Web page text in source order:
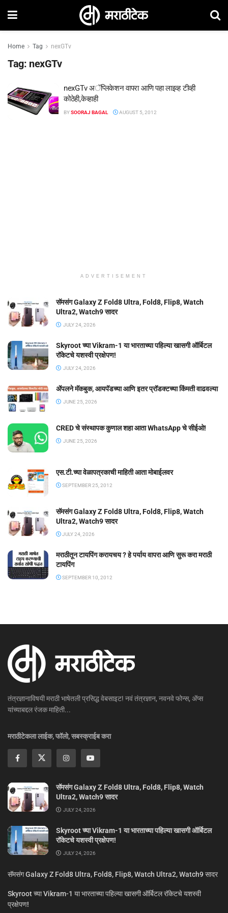
Home Tag nexGTv
Tag: nexGTv
nexGTv अॅप्लिकेशन वापरा आणि पहा लाइव्ह टीव्ही
कोठेही,केव्हाही
BYSOORAJ BAGAL AUGUST 5, 2012
ADVERTISEMENT
सॅमसंग Galaxy Z Fold8 Ultra, Fold8, Flip8, Watch
Ultra2, Watch9 सादर
JULY 24, 2026
Skyroot च्या Vikram-1 या भारताच्या पहिल्या खासगी ऑर्बिटल
रॉकेटचे यशस्वी प्रक्षेपण!
JULY 24, 2026
ॲपलने मॅकबुक, आयपॅडच्या आणि इतर प्रॉडक्टच्या किंमती वाढवल्या
JUNE 25, 2026
CRED चे संस्थापक कुणाल शहा आता WhatsApp चे सीईओ!
JUNE 25, 2026
एस.टी.च्या वेळापत्रकाची माहिती आता मोबाईलवर
SEPTEMBER 25, 2012
सॅमसंग Galaxy Z Fold8 Ultra, Fold8, Flip8, Watch
Ultra2, Watch9 सादर
JULY 24, 2026
मराठीतून टायपिंग करायचय ? हे पर्याय वापरा आणि सुरू करा मराठी
टायपिंग
SEPTEMBER 10, 2012
तंत्रज्ञानाविषयी मराठी भाषेतली प्रसिद्ध वेबसाइट! नवं तंत्रज्ञान, नवनवे फोन्स, ॲप्स
यांच्याबद्दल रंजक माहिती...
मराठीटेकला लाईक, फॉलो, सबस्क्राईब करा
सॅमसंग Galaxy Z Fold8 Ultra, Fold8, Flip8, Watch
Ultra2, Watch9 सादर
JULY 24, 2026
Skyroot च्या Vikram-1 या भारताच्या पहिल्या खासगी ऑर्बिटल
रॉकेटचे यशस्वी प्रक्षेपण!
JULY 24, 2026
सॅमसंग Galaxy Z Fold8 Ultra, Fold8, Flip8, Watch Ultra2, Watch9 सादर
Skyroot च्या Vikram-1 या भारताच्या पहिल्या खासगी ऑर्बिटल रॉकेटचे यशस्वी
प्रक्षेपण!